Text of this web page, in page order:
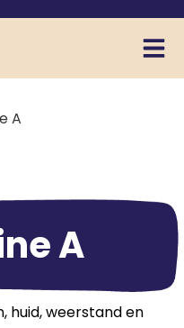
A
A
huid, weerstand en